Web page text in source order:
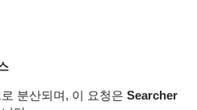
분산되며, 이 요청은 Searcher